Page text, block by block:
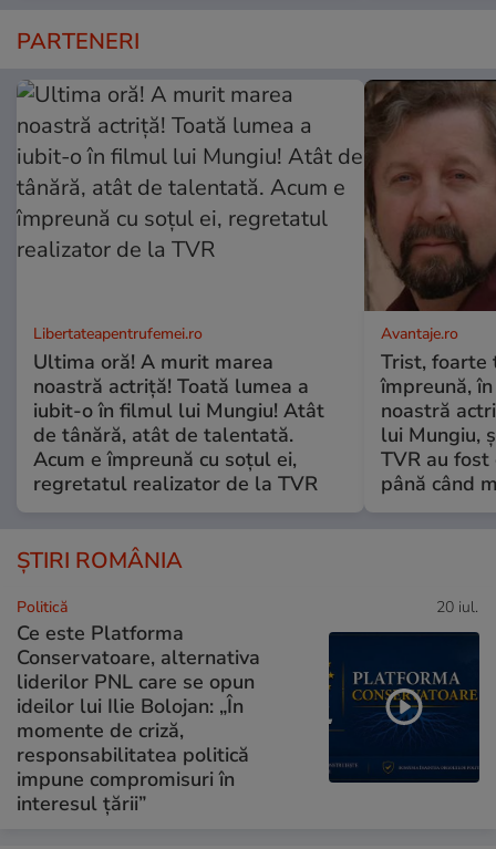
PARTENERI
Libertateapentrufemei.ro
Ultima oră! A murit marea
noastră actriță! Toată lumea a
iubit-o în filmul lui Mungiu! Atât
de tânără, atât de talentată.
Acum e împreună cu soțul ei,
regretatul realizator de la TVR
Avantaje.ro
Trist, foarte
împreună,
noastră
lui Mungiu,
TVR au
până când
ȘTIRI ROMÂNIA
Politică 20 iul.
Ce este Platforma
Conservatoare, alternativa
liderilor PNL care se opun
ideilor lui Ilie Bolojan: „În
momente de criză,
responsabilitatea politică
impune compromisuri în
interesul țării”